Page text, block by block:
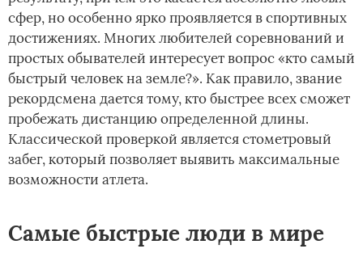
сфер, но особенно ярко проявляется в спортивных
достижениях. Многих любителей соревнований и
простых обывателей интересует вопрос «кто самый
быстрый человек на земле?». Как правило, звание
рекордсмена дается тому, кто быстрее всех сможет
пробежать дистанцию определенной длины.
Классической проверкой является стометровый
забег, который позволяет выявить максимальные
возможности атлета.
Самые быстрые люди в мире